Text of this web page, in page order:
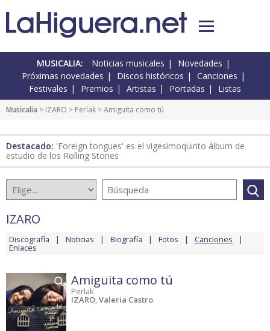
MUSICALIA: Noticias musicales
Novedades
Próximas novedades
Discos históricos
Canciones
Festivales
Premios Artistas Portadas Listas
Musicalia > IZARO > Perlak > Amiguita como tú
Destacado: 'Foreign tongues' es el vigesimoquinto álbum de
estudio de los Rolling Stones
IZARO
Discografía Noticias Biografía Fotos Canciones
Enlaces
Amiguita como tú
Perlak
IZARO,Valeria Castro